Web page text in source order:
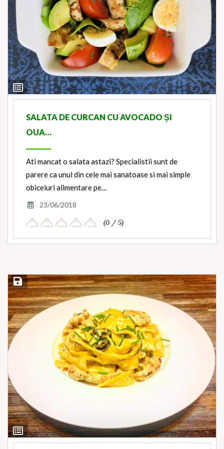
View
Ingredients
SALATA DE CURCAN CU AVOCADO ȘI
OUA…
Ati mancat o salata astazi? Specialistii sunt de
parere ca unul din cele mai sanatoase si mai simple
obiceiuri alimentare pe…
23/06/2018
(0 / 5)
View
Ingredients
Save Recipe